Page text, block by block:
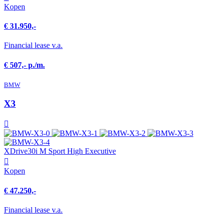
Kopen
€ 31.950,-
Financial lease v.a.
€ 507,- p./m.
BMW
X3
XDrive30i M Sport High Executive
Kopen
€ 47.250,-
Financial lease v.a.